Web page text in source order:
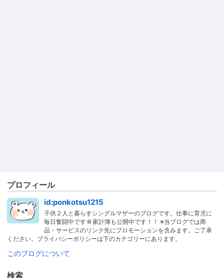
プロフィール
id:ponkotsu1215
子供２人と暮らすシングルマザーのブログです。仕事に育児に
毎日奮闘中です☆家計簿も公開中です！！ ※当ブログでは商
品・サービスのリンク先にプロモーションを含みます。ご了承
ください。プライバシーポリシーは下のカテゴリーにあります。
このブログについて
検索